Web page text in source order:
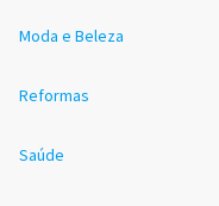
Moda e Beleza
Reformas
Saúde